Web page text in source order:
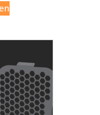
Schloss
ist es die
Kupferrohren,
und vielem mehr